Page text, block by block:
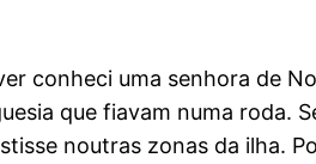
conheci uma senhora de
que fiavam numa roda.
noutras zonas da ilha.